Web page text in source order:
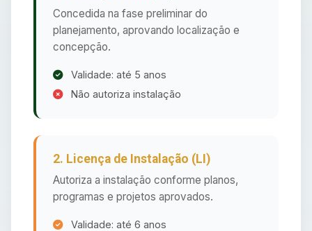
Concedida na fase preliminar do
planejamento, aprovando localização e
concepção.
Validade: até 5 anos
Não autoriza instalação
2. Licença de Instalação (LI)
Autoriza a instalação conforme planos,
programas e projetos aprovados.
Validade: até 6 anos